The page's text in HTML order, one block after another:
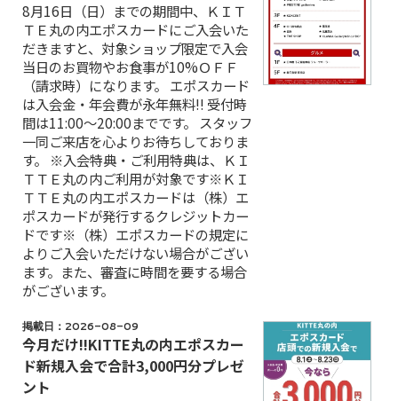
8月16日（日）までの期間中、ＫＩＴ
ＴＥ丸の内エポスカードにご入会いた
だきますと、対象ショップ限定で入会
当日のお買物やお食事が10%ＯＦＦ
（請求時）になります。 エポスカード
は入会金・年会費が永年無料‼ 受付時
間は11:00～20:00までです。 スタッフ
一同ご来店を心よりお待ちしておりま
す。 ※入会特典・ご利用特典は、ＫＩ
ＴＴＥ丸の内ご利用が対象です※ＫＩ
ＴＴＥ丸の内エポスカードは（株）エ
ポスカードが発行するクレジットカー
ドです※（株）エポスカードの規定に
よりご入会いただけない場合がござい
ます。また、審査に時間を要する場合
がございます。
掲載日：2026-08-09
今月だけ‼KITTE丸の内エポスカー
ド新規入会で合計3,000円分プレゼ
ント